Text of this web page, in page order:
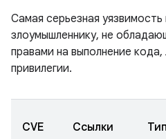
Самая серьезная уязвимость
злоумышленнику, не
правами на выполнение
привилегии.
CVE Ссылки Тип